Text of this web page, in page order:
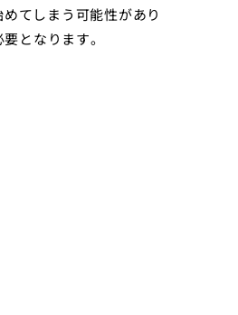
てしまう可能性があり
となります。